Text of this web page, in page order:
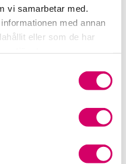
vi samarbetar med.
med annan
eller som de har
för yrkeshögskolan